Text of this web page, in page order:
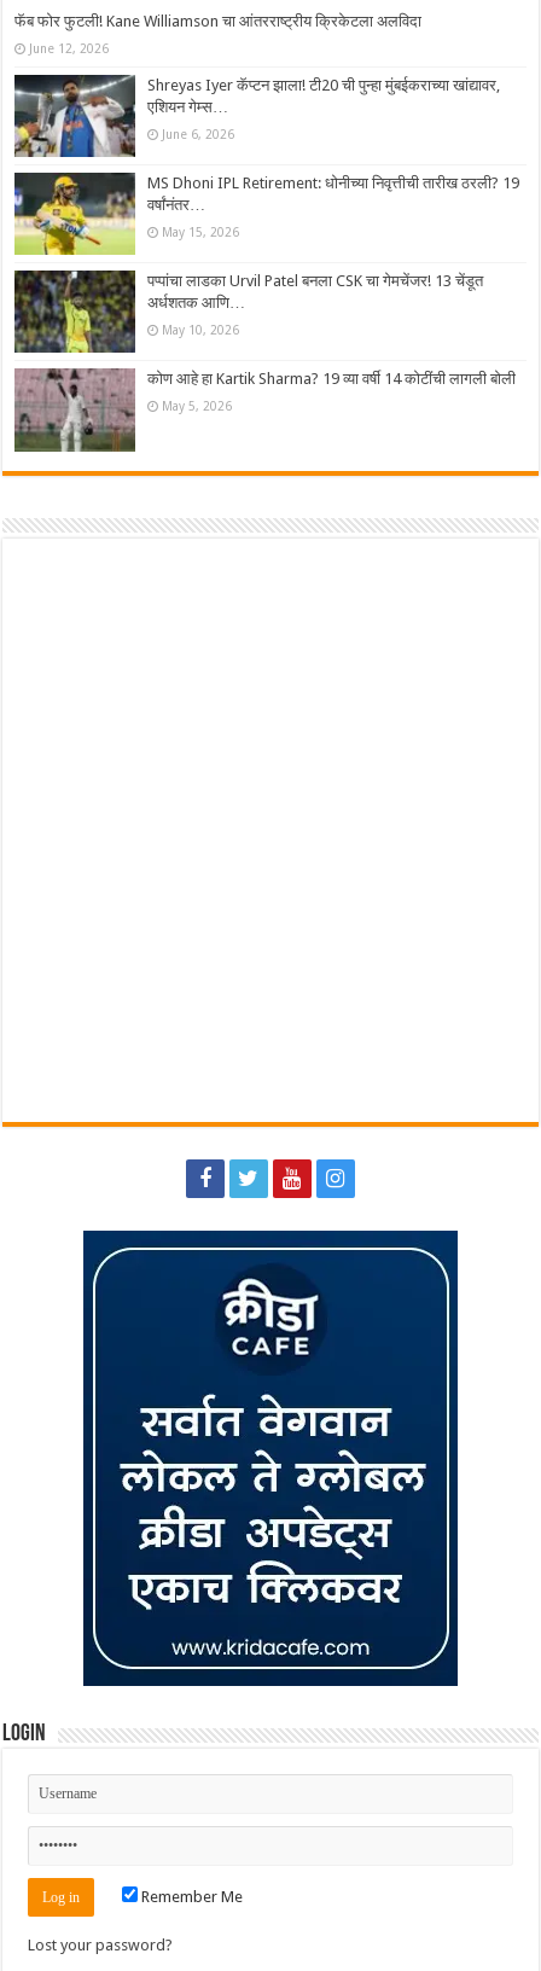
फॅब फोर फुटली! Kane Williamson चा आंतरराष्ट्रीय क्रिकेटला अलविदा
June 12, 2026
Shreyas Iyer कॅप्टन झाला! टी20 ची पुन्हा मुंबईकराच्या खांद्यावर,
एशियन गेम्स…
June 6, 2026
MS Dhoni IPL Retirement: धोनीच्या निवृत्तीची तारीख ठरली? 19
वर्षांनंतर…
May 15, 2026
पप्पांचा लाडका Urvil Patel बनला CSK चा गेमचेंजर! 13 चेंडूत
अर्धशतक आणि…
May 10, 2026
कोण आहे हा Kartik Sharma? 19 व्या वर्षी 14 कोटींची लागली बोली
May 5, 2026
Login
Remember Me
Lost your password?